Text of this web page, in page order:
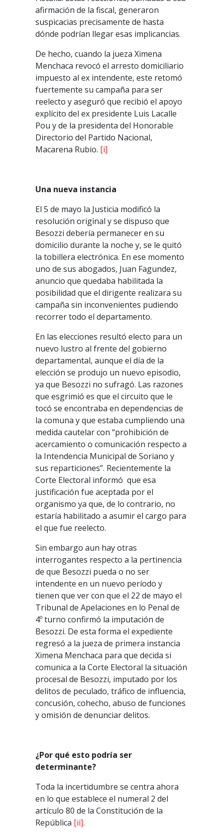
afirmación de la fiscal, generaron
suspicacias precisamente de hasta
dónde podrían llegar esas implicancias.
De hecho, cuando la jueza Ximena
Menchaca revocó el arresto domiciliario
impuesto al ex intendente, este retomó
fuertemente su campaña para ser
reelecto y aseguró que recibió el apoyo
explícito del ex presidente Luis Lacalle
Pou y de la presidenta del Honorable
Directorio del Partido Nacional,
Macarena Rubio. [i]
Una nueva instancia
El 5 de mayo la Justicia modificó la
resolución original y se dispuso que
Besozzi debería permanecer en su
domicilio durante la noche y, se le quitó
la tobillera electrónica. En ese momento
uno de sus abogados, Juan Fagundez,
anuncio que quedaba habilitada la
posibilidad que el dirigente realizara su
campaña sin inconvenientes pudiendo
recorrer todo el departamento.
En las elecciones resultó electo para un
nuevo lustro al frente del gobierno
departamental, aunque el día de la
elección se produjo un nuevo episodio,
ya que Besozzi no sufragó. Las razones
que esgrimió es que el circuito que le
tocó se encontraba en dependencias de
la comuna y que estaba cumpliendo una
medida cautelar con “prohibición de
acercamiento o comunicación respecto a
la Intendencia Municipal de Soriano y
sus reparticiones”. Recientemente la
Corte Electoral informó que esa
justificación fue aceptada por el
organismo ya que, de lo contrario, no
estaría habilitado a asumir el cargo para
el que fue reelecto.
Sin embargo aun hay otras
interrogantes respecto a la pertinencia
de que Besozzi pueda o no ser
intendente en un nuevo período y
tienen que ver con que el 22 de mayo el
Tribunal de Apelaciones en lo Penal de
4º turno confirmó la imputación de
Besozzi. De esta forma el expediente
regresó a la jueza de primera instancia
Ximena Menchaca para que decida si
comunica a la Corte Electoral la situación
procesal de Besozzi, imputado por los
delitos de peculado, tráfico de influencia,
concusión, cohecho, abuso de funciones
y omisión de denunciar delitos.
¿Por qué esto podría ser
determinante?
Toda la incertidumbre se centra ahora
en lo que establece el numeral 2 del
artículo 80 de la Constitución de la
República [ii].